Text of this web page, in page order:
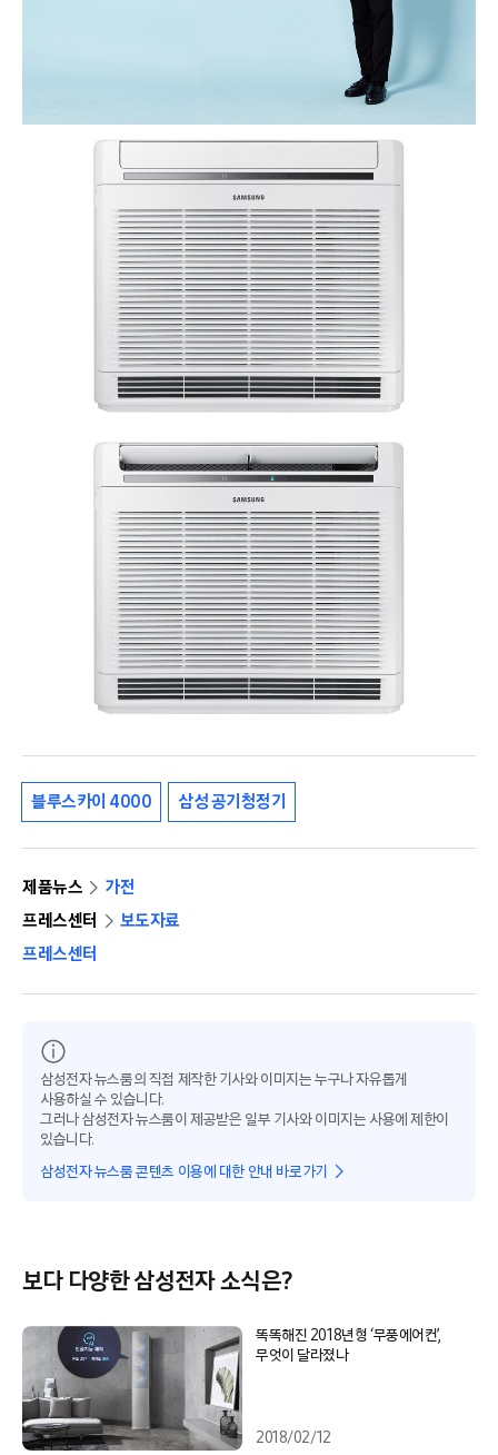
블루스카이 4000 삼성 공기청정기
제품뉴스
가전
프레스센터
보도자료
프레스센터
삼성전자 뉴스룸의 직접 제작한 기사와 이미지는 누구나 자유롭게
사용하실 수 있습니다.
그러나 삼성전자 뉴스룸이 제공받은 일부 기사와 이미지는 사용에 제한이
있습니다.
삼성전자 뉴스룸 콘텐츠 이용에 대한 안내 바로가기
보다 다양한 삼성전자 소식은?
똑똑해진 2018년형 ‘무풍에어컨’,
무엇이 달라졌나
2018/02/12